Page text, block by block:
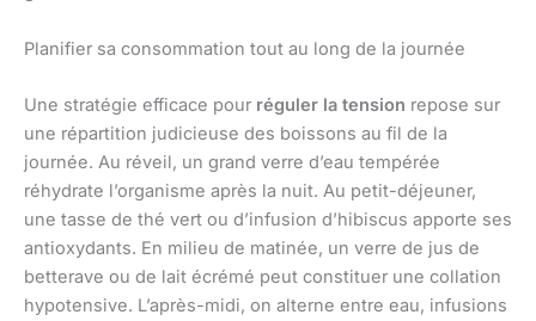
Planifier sa consommation tout au long de la journée
Une stratégie efficace pour réguler la tension repose sur
une répartition judicieuse des boissons au fil de la
journée. Au réveil, un grand verre d’eau tempérée
réhydrate l’organisme après la nuit. Au petit-déjeuner,
une tasse de thé vert ou d’infusion d’hibiscus apporte ses
antioxydants. En milieu de matinée, un verre de jus de
betterave ou de lait écrémé peut constituer une collation
hypotensive. L’après-midi, on alterne entre eau, infusions